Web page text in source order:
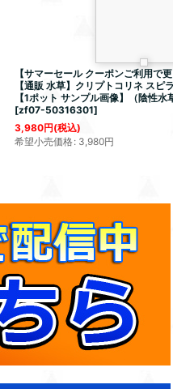
【サマーセール クーポンご利用で
【通販 水草】クリプトコリネ スピ
【1ポット サンプル画像】（陰性水
[zf07-50316301]
3,980円(税込)
希望小売価格: 3,980円